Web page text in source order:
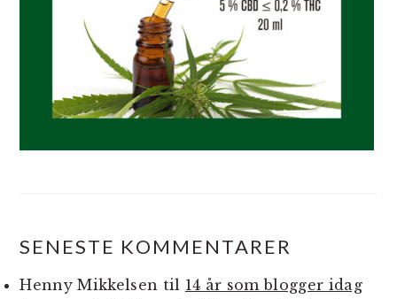
SENESTE KOMMENTARER
Henny Mikkelsen til 14 år som blogger idag